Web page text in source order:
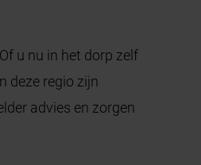
u nu in het dorp zelf
deze regio zijn
advies en zorgen